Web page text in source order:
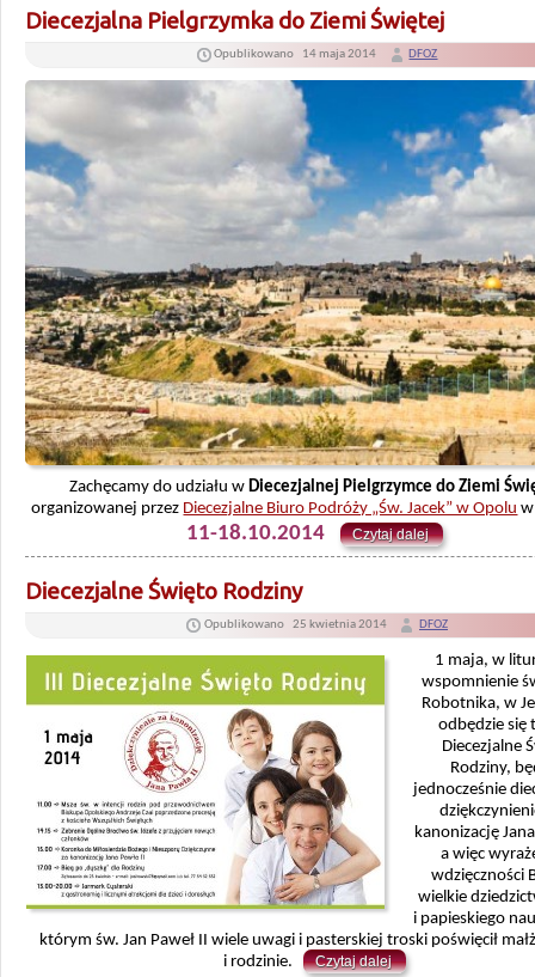
Diecezjalna Pielgrzymka do Ziemi Świętej
Opublikowano 14 maja 2014 DFOZ
Zachęcamy do udziału w Diecezjalnej Pielgrzymce do Ziemi
organizowanej przez Diecezjalne Biuro Podróży „Św. Jacek” w Opolu
11-18.10.2014 Czytaj dalej
Diecezjalne Święto Rodziny
Opublikowano 25 kwietnia 2014 DFOZ
1 maja, w
wspomnienie
Robotnika, w
odbędzie się
Diecezjalne
Rodziny,
jednocześnie
kanonizację
a więc
wdzięczności
wielkie
i papieskiego
którym św. Jan Paweł II wiele uwagi i pasterskiej troski poświęcił
i rodzinie.
Czytaj dalej